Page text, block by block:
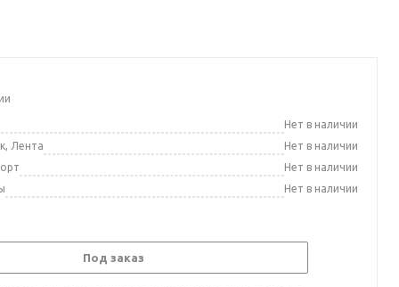
Нет в наличии
Лента
Нет в наличии
Нет в наличии
Нет в наличии
Под заказ